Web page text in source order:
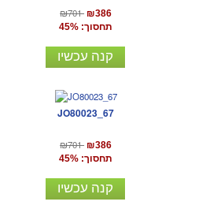
₪701 ₪386
תחסוך: 45%
קנה עכשיו
JO80023_67
₪701 ₪386
תחסוך: 45%
קנה עכשיו